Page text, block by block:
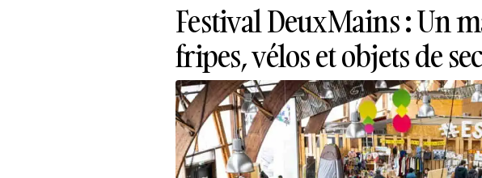
Festival DeuxMains : Un
fripes, vélos et objets de